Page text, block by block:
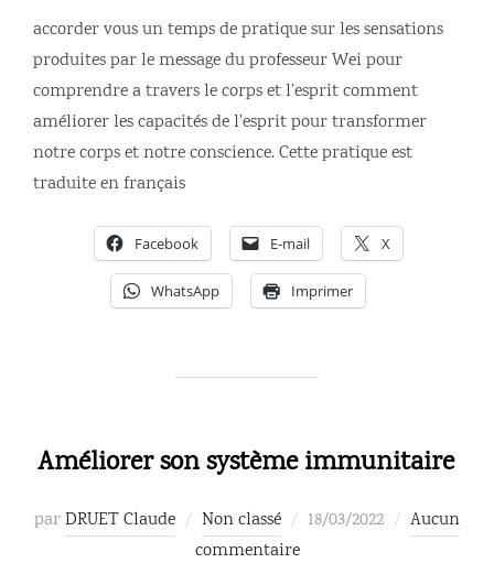
accorder vous un temps de pratique sur les sensations
produites par le message du professeur Wei pour
comprendre a travers le corps et l’esprit comment
améliorer les capacités de l’esprit pour transformer
notre corps et notre conscience. Cette pratique est
traduite en français
Facebook E-mail X
WhatsApp Imprimer
Améliorer son système immunitaire
parDRUET Claude Non classé
Publié
18/03/2022
Aucun
commentaire